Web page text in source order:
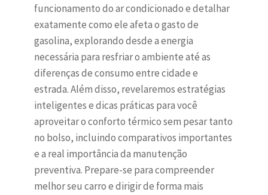
funcionamento do ar condicionado e detalhar
exatamente como ele afeta o gasto de
gasolina, explorando desde a energia
necessária para resfriar o ambiente até as
diferenças de consumo entre cidade e
estrada. Além disso, revelaremos estratégias
inteligentes e dicas práticas para você
aproveitar o conforto térmico sem pesar tanto
no bolso, incluindo comparativos importantes
e a real importância da manutenção
preventiva. Prepare-se para compreender
melhor seu carro e dirigir de forma mais